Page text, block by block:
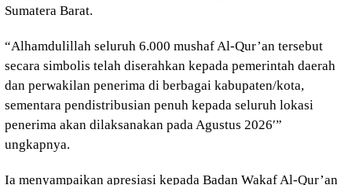
Sumatera Barat.
“Alhamdulillah seluruh 6.000 mushaf Al-Qur’an tersebut
secara simbolis telah diserahkan kepada pemerintah daerah
dan perwakilan penerima di berbagai kabupaten/kota,
sementara pendistribusian penuh kepada seluruh lokasi
penerima akan dilaksanakan pada Agustus 2026′”
ungkapnya.
Ia menyampaikan apresiasi kepada Badan Wakaf Al-Qur’an